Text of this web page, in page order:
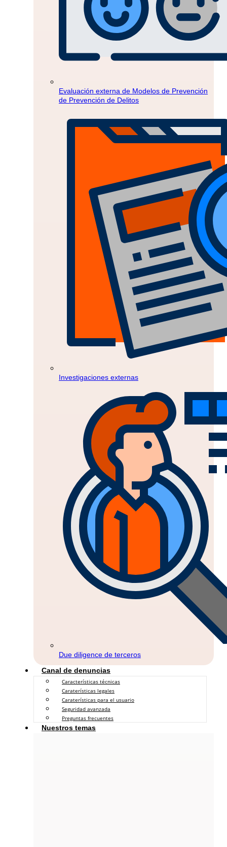
Evaluación externa de Modelos de Prevención
de Prevención de Delitos
Investigaciones externas
Due diligence de terceros
Canal de denuncias
Características técnicas
Caraterísticas legales
Caraterísticas para el usuario
Seguridad avanzada
Preguntas frecuentes
Nuestros temas